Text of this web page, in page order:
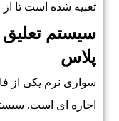
تعبیه شده است تا
سیستم تعلیق
پلاس
سواری نرم یکی از
اجاره ای است.